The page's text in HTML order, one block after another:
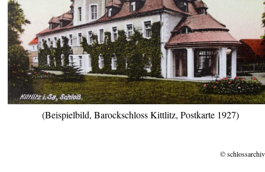
(Beispielbild, Barockschloss Kittlitz, Postkarte 1927)
©